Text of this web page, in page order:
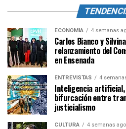
ECONOMÍA 4 semanas
Carlos Bianco y
relanzamiento del
en Ensenada
ENTREVISTAS 4
Inteligencia artificial,
bifurcación entre
justicialismo
CULTURA 4 semanas ago